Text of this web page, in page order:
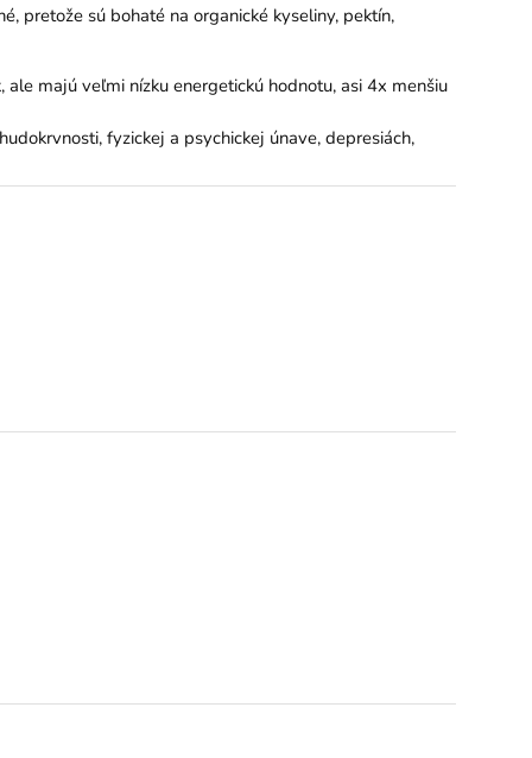
pretože sú bohaté na organické kyseliny, pektín,
majú veľmi nízku energetickú hodnotu, asi 4x menšiu
fyzickej a psychickej únave, depresiách,